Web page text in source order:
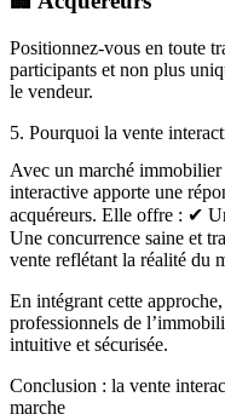
Positionnez-vous en toute
participants et non plus
le vendeur.
5. Pourquoi la vente
Avec un marché
interactive apporte une
acquéreurs. Elle offre : ✔
Une concurrence saine et
vente reflétant la réalité du
En intégrant cette
professionnels de
intuitive et sécurisée.
Conclusion : la vente
marche